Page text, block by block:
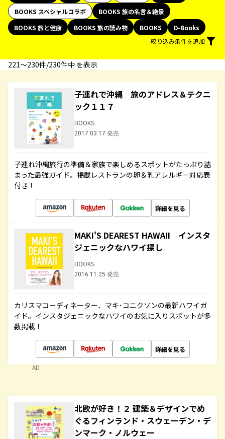
BOOKS スペシャルコラボ
BOOKS 旅の名言＆絶景
BOOKS 旅と健康
BOOKS 旅の読み物 BOOKS
D-Books
絞り込み条件を追加
221〜230件/230件中 を表示
子連れで沖縄 旅のアドレス＆テクニ
ック１１７
BOOKS
2017.03.17 発売
子連れ沖縄旅行の準備＆家族で楽しめるスポットがたっぷり詰
まった最強ガイド。掲載レストランの卵＆乳アレルギー対応表
付き！
詳細を見る
MAKI'S DEAREST HAWAII インスタ
ジェニックなハワイ探し
BOOKS
2016.11.25 発売
カリスマコーディネーター、マキ･コニクソンの最新ハワイガ
イド。インスタジェニックなハワイのお気に入りスポットが多
数掲載！
詳細を見る
AD
北欧が好き！２ 建築＆デザインでめ
ぐるフィンランド・スウェーデン・デ
ンマーク・ノルウェー